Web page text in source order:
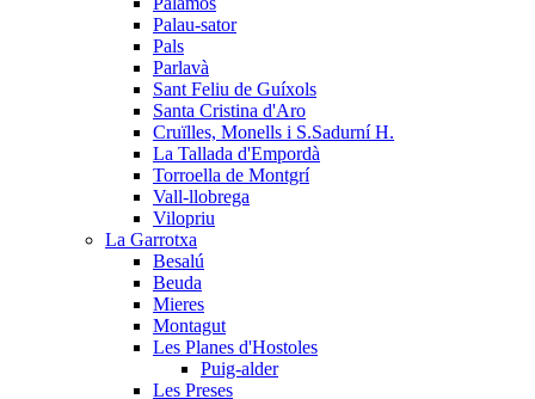
Palau-sator
Pals
Parlavà
Sant Feliu de Guíxols
Santa Cristina d'Aro
Cruïlles, Monells i S.Sadurní H.
La Tallada d'Empordà
Torroella de Montgrí
Vall-llobrega
Vilopriu
La Garrotxa
Besalú
Beuda
Mieres
Montagut
Les Planes d'Hostoles
Puig-alder
Les Preses